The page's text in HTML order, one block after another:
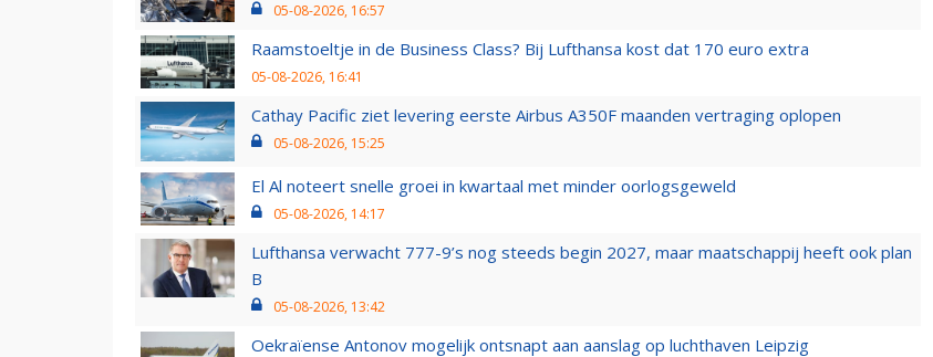
05-08-2026, 16:57
Raamstoeltje in de Business Class? Bij Lufthansa kost dat 170 euro extra
05-08-2026, 16:41
Cathay Pacific ziet levering eerste Airbus A350F maanden vertraging oplopen
05-08-2026, 15:25
El Al noteert snelle groei in kwartaal met minder oorlogsgeweld
05-08-2026, 14:17
Lufthansa verwacht 777-9’s nog steeds begin 2027, maar maatschappij heeft ook plan
B
05-08-2026, 13:42
Oekraïense Antonov mogelijk ontsnapt aan aanslag op luchthaven Leipzig